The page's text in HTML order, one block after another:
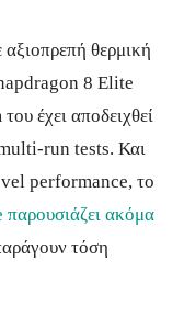
θερμική
8 Elite
έχει αποδειχθεί
run tests. Και
performance, το
ακόμα
τόση